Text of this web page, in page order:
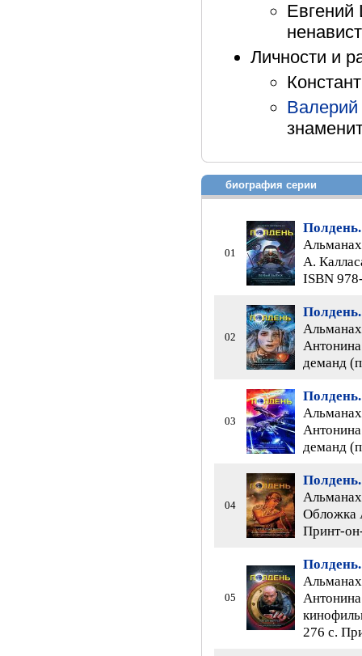
Евгений
Личности и
биография серии
01
А.
ISBN
02
деманд
03
деманд
04
Обложка
Принт-
05
276 с.